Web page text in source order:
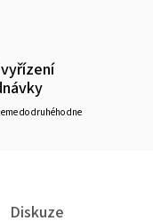
do druhého dne
Diskuze